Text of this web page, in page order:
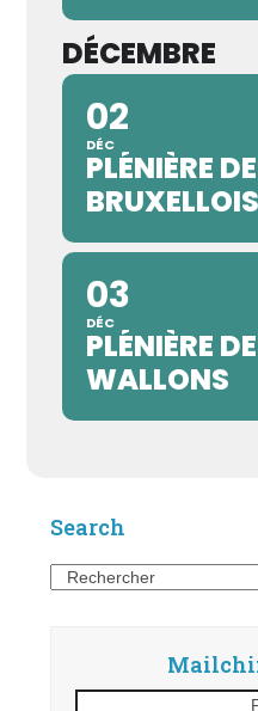
DÉCEMBRE
02
DÉC
PLÉNIÈRE
BRUXELLOIS
03
DÉC
PLÉNIÈRE
WALLONS
Search
Search